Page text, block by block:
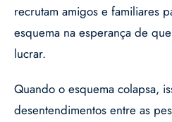
recrutam amigos e familiares
esquema na esperança de
lucrar.
Quando o esquema colapsa,
desentendimentos entre as